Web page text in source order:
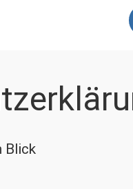
Blick